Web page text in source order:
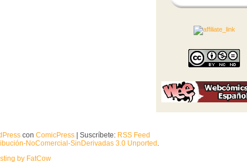
con ComicPress| Suscríbete: RSS Feed
NoComercial-SinDerivadas 3.0 Unported .